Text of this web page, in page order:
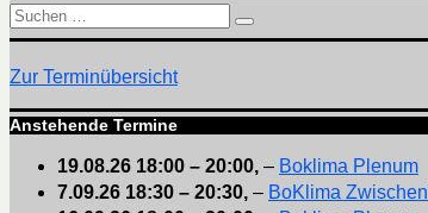
Suchen
nach:
Suchen
Zur Terminübersicht
Anstehende Termine
19.08.26 18:00 – 20:00, – Boklima Plenum
7.09.26 18:30 – 20:30, – BoKlima